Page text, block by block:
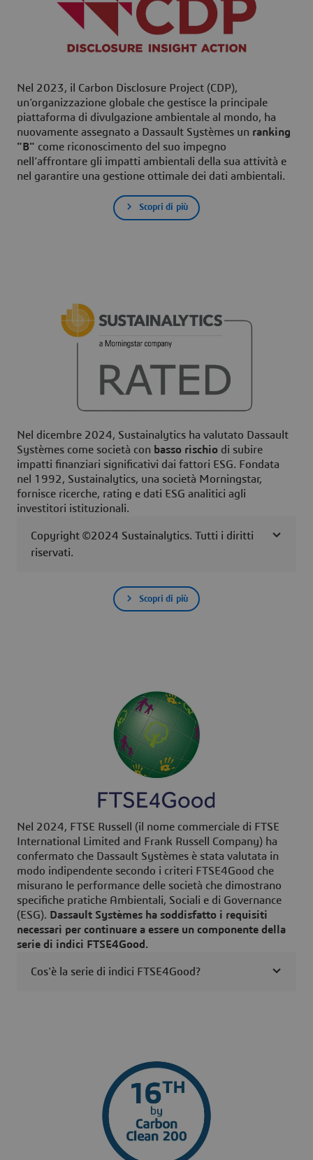
Nel 2023, il Carbon Disclosure Project (CDP),
un’organizzazione globale che gestisce la principale
piattaforma di divulgazione ambientale al mondo, ha
nuovamente assegnato a Dassault Systèmes un ranking
"B" come riconoscimento del suo impegno
nell’affrontare gli impatti ambientali della sua attività e
nel garantire una gestione ottimale dei dati ambientali.
Scopri di più
Nel dicembre 2024, Sustainalytics ha valutato Dassault
Systèmes come società con basso rischio di subire
impatti finanziari significativi dai fattori ESG. Fondata
nel 1992, Sustainalytics, una società Morningstar,
fornisce ricerche, rating e dati ESG analitici agli
investitori istituzionali.
Copyright ©2024 Sustainalytics. Tutti i diritti
riservati.
Scopri di più
Nel 2024, FTSE Russell (il nome commerciale di FTSE
International Limited and Frank Russell Company) ha
confermato che Dassault Systèmes è stata valutata in
modo indipendente secondo i criteri FTSE4Good che
misurano le performance delle società che dimostrano
specifiche pratiche Ambientali, Sociali e di Governance
(ESG). Dassault Systèmes ha soddisfatto i requisiti
necessari per continuare a essere un componente della
serie di indici FTSE4Good.
Cos'è la serie di indici FTSE4Good?